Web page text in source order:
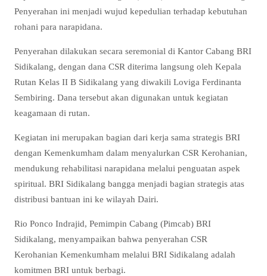
Penyerahan ini menjadi wujud kepedulian terhadap kebutuhan
rohani para narapidana.
Penyerahan dilakukan secara seremonial di Kantor Cabang BRI
Sidikalang, dengan dana CSR diterima langsung oleh Kepala
Rutan Kelas II B Sidikalang yang diwakili Loviga Ferdinanta
Sembiring. Dana tersebut akan digunakan untuk kegiatan
keagamaan di rutan.
Kegiatan ini merupakan bagian dari kerja sama strategis BRI
dengan Kemenkumham dalam menyalurkan CSR Kerohanian,
mendukung rehabilitasi narapidana melalui penguatan aspek
spiritual. BRI Sidikalang bangga menjadi bagian strategis atas
distribusi bantuan ini ke wilayah Dairi.
Rio Ponco Indrajid, Pemimpin Cabang (Pimcab) BRI
Sidikalang, menyampaikan bahwa penyerahan CSR
Kerohanian Kemenkumham melalui BRI Sidikalang adalah
komitmen BRI untuk berbagi.